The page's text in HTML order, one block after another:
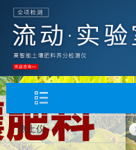
测土仪